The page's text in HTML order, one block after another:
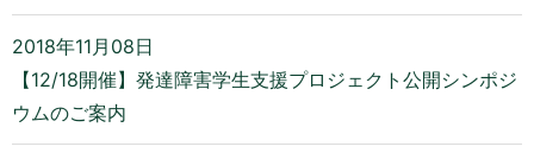
2018年11月08日
【12/18開催】発達障害学生支援プロジェクト公開シンポジ
ウムのご案内